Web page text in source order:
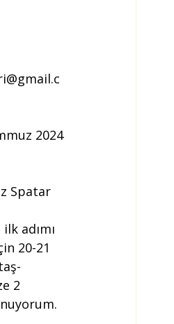
2024
Spatar
adımı
20-21
2